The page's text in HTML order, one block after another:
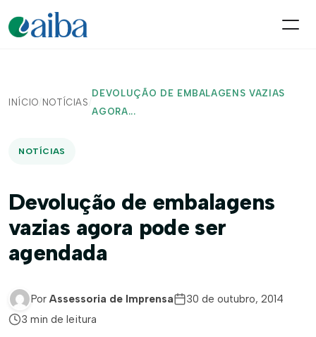
INÍCIO/ NOTÍCIAS /
DEVOLUÇÃO DE EMBALAGENS VAZIAS
AGORA...
NOTÍCIAS
Devolução de embalagens
vazias agora pode ser
agendada
Por Assessoria de Imprensa
30 de outubro, 2014
3 min de leitura